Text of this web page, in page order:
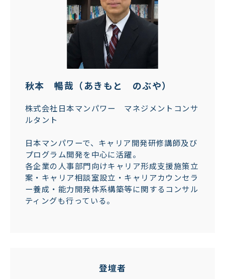
秋本 暢哉（あきもと のぶや）
株式会社日本マンパワー マネジメントコンサ
ルタント
日本マンパワーで、キャリア開発研修講師及び
プログラム開発を中心に活躍。
各企業の人事部門向けキャリア形成支援施策立
案・キャリア相談室設立・キャリアカウンセラ
ー養成・能力開発体系構築等に関するコンサル
ティングも行っている。
登壇者